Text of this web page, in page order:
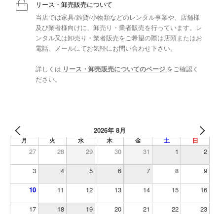
リース・卸売販売について
当店では家具/雑貨/小物類などのレンタル事業や、店舗様
及び業者様向けに、卸売り・業者販売を行っています。レ
ンタル又は卸売り・業者販売をご希望の際は店頭またはお
電話、メールにてお気軽にお問い合わせ下さい。
詳しくは リース・卸売販売についてのページ をご確認く
ださい。
2026年 8月
月 火 水 木 金 土 日
27 28 29 30 31 1 2
3 4 5 6 7 8 9
10 11 12 13 14 15 16
17 18 19 20 21 22 23